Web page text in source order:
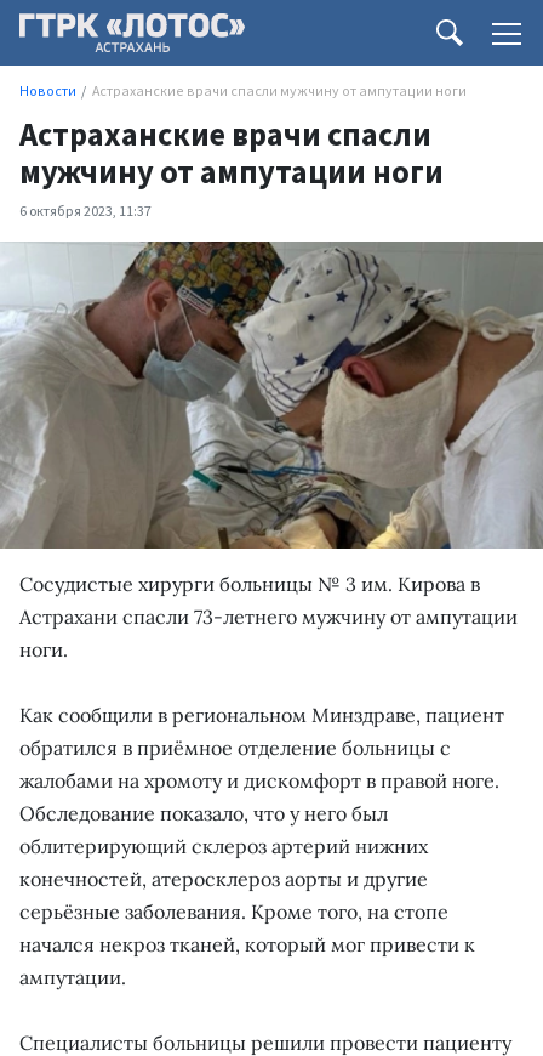
Новости Астраханские врачи спасли мужчину от ампутации ноги
Астраханские врачи спасли
мужчину от ампутации ноги
6 октября 2023, 11:37
Сосудистые хирурги больницы № 3 им. Кирова в
Астрахани спасли 73-летнего мужчину от ампутации
ноги.
Как сообщили в региональном Минздраве, пациент
обратился в приёмное отделение больницы с
жалобами на хромоту и дискомфорт в правой ноге.
Обследование показало, что у него был
облитерирующий склероз артерий нижних
конечностей, атеросклероз аорты и другие
серьёзные заболевания. Кроме того, на стопе
начался некроз тканей, который мог привести к
ампутации.
Специалисты больницы решили провести пациенту